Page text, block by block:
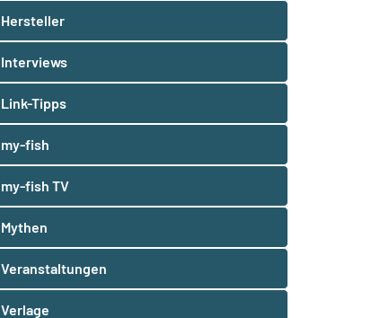
Hersteller
Interviews
Link-Tipps
my-fish
my-fish TV
Mythen
Veranstaltungen
Verlage